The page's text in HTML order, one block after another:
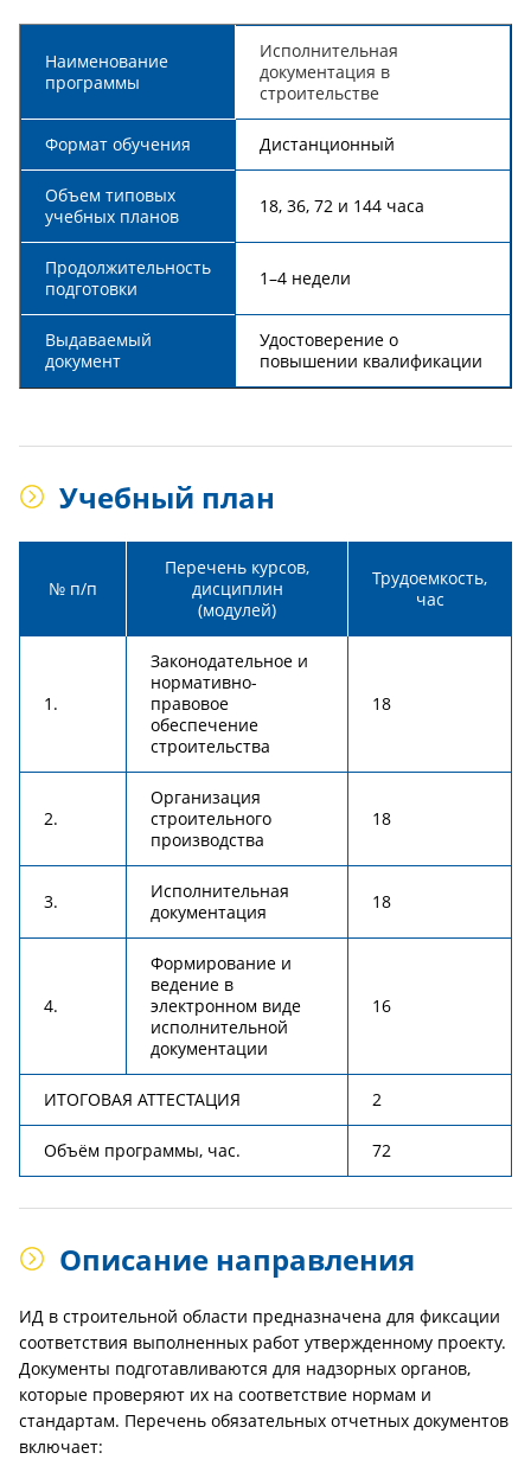
Наименование
программы
Исполнительная
документация в
строительстве
Формат обучения Дистанционный
Объем типовых
учебных планов
18, 36, 72 и 144 часа
Продолжительность
подготовки
1–4 недели
Выдаваемый
документ
Удостоверение о
повышении квалификации
Учебный план
№ п/п
Перечень курсов,
дисциплин
(модулей)
Трудоемкость,
час
1.
Законодательное и
нормативно-
правовое
обеспечение
строительства
18
2.
Организация
строительного
производства
18
3.
Исполнительная
документация
18
4.
Формирование и
ведение в
электронном виде
исполнительной
документации
16
ИТОГОВАЯ АТТЕСТАЦИЯ 2
Объём программы, час. 72
Описание направления
ИД в строительной области предназначена для фиксации
соответствия выполненных работ утвержденному проекту.
Документы подготавливаются для надзорных органов,
которые проверяют их на соответствие нормам и
стандартам. Перечень обязательных отчетных документов
включает: